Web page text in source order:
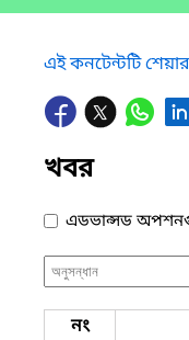
এই কনটেন্টটি
খবর
এডভান্সড
নং